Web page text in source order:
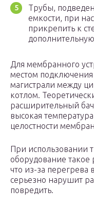
Трубы,
емкости, при
прикрепить к
Для мембранного
местом подключения
магистрали между
котлом.
расширительный
высокая
целостности
При использовании
оборудование
что из-за перегрева
серьезно нарушит
повредить.